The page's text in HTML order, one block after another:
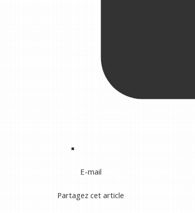
E-mail
Partagez cet article